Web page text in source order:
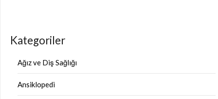
Kategoriler
Ağız ve Diş Sağlığı
Ansiklopedi